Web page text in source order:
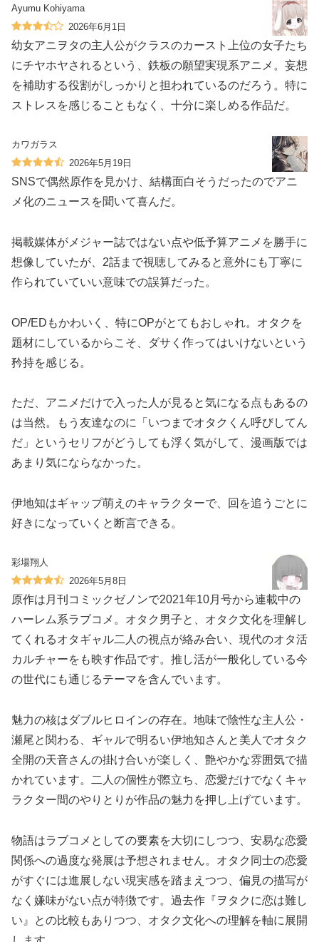
Ayumu Kohiyama
2026年6月1日
幼女アニヲタの主人公がクラスのカースト上位の女子たち
にチヤホヤされるという、鉄板の願望実現系アニメ。妄想
を補助する役割がしっかりと担われているのだろう。特に
ストレスを感じることもなく、十分に楽しめる作品だ。
カワガラス
2026年5月19日
SNSで偶然原作を見かけ、結構面白そうだったのでアニ
メ化のニュースを聞いて喜んだ。
掲載媒体がメジャー誌ではない点や低予算アニメを勝手に
想像していたが、2話まで視聴してみると意外にも丁寧に
作られていていい意味での誤算だった。
OP/EDもかわいく、特にOPがとてもおしゃれ。オタクを
題材にしているからこそ、ダサく作ってはいけないという
矜持を感じる。
ただ、アニメだけで入った人が見ると気になる点もあるの
は当然。もう友達なのに「いつまでオタクくん呼びしてん
だ」というセリフがどうしても浮く気がして、漫画版では
あまり気にならなかった。
伊地知はギャップ萌えのキャラクターで、回を追うごとに
好きになっていくと断言できる。
彩場翔人
2026年5月8日
原作は月刊コミックゼノンで2021年10月号から連載中の
ハーレム系ラブコメ。オタク男子と、オタク文化を理解し
てくれるオタギャル二人の視点が絡み合い、現代のオタ活
カルチャーをも映す作品です。推し活が一般化している今
の世代にも通じるテーマを含んでいます。
魅力の核はダブルヒロインの存在。地味で陰性な主人公・
瀬尾と関わる、ギャルで明るい伊地知さんと美人でオタク
全開の天音さんの掛け合いが楽しく、艶やかな雰囲気で描
かれています。二人の個性が際立ち、恋愛だけでなくキャ
ラクター間のやりとりが作品の魅力を押し上げています。
物語はラブコメとしての要素を大切にしつつ、安易な恋愛
関係への過度な発展は予想されません。オタク同士の恋愛
がすぐには進展しない現実感を踏まえつつ、偏見の描写が
なく嫌味がない点が特徴です。過去作『ヲタクに恋は難し
い』との比較もありつつ、オタク文化への理解を軸に展開